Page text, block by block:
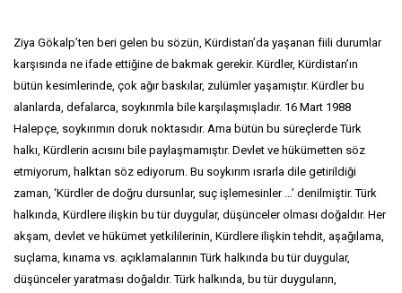
Ziya Gökalp’ten beri gelen bu sözün, Kürdistan’da yaşanan fiili durumlar
karşısında ne ifade ettiğine de bakmak gerekir. Kürdler, Kürdistan’ın
bütün kesimlerinde, çok ağır baskılar, zulümler yaşamıştır. Kürdler bu
alanlarda, defalarca, soykırımla bile karşılaşmışladır. 16 Mart 1988
Halepçe, soykırımın doruk noktasıdır. Ama bütün bu süreçlerde Türk
halkı, Kürdlerin acısını bile paylaşmamıştır. Devlet ve hükümetten söz
etmiyorum, halktan söz ediyorum. Bu soykırım ısrarla dile getirildiği
zaman, ‘Kürdler de doğru dursunlar, suç işlemesinler …’ denilmiştir. Türk
halkında, Kürdlere ilişkin bu tür duygular, düşünceler olması doğaldır. Her
akşam, devlet ve hükümet yetkililerinin, Kürdlere ilişkin tehdit, aşağılama,
suçlama, kınama vs. açıklamalarının Türk halkında bu tür duygular,
düşünceler yaratması doğaldır. Türk halkında, bu tür duyguların,